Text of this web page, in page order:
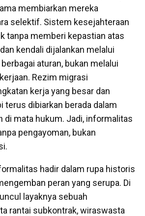
membiarkan mereka
selektif. Sistem kesejahteraan
tanpa memberi kepastian atas
kendali dijalankan melalui
aturan, bukan melalui
Rezim migrasi
kerja yang besar dan
terus dibiarkan berada dalam
di mata hukum. Jadi, informalitas
pengayoman, bukan
hadir dalam rupa historis
peran yang serupa. Di
layaknya sebuah
rantai subkontrak, wiraswasta